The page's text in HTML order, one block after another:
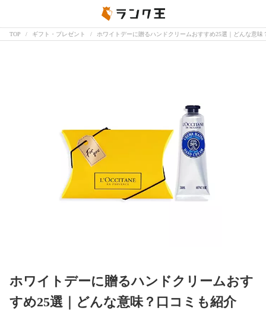
TOP ギフト・プレゼント ホワイトデーに贈るハンドクリームおすすめ25選｜どんな意味
ホワイトデーに贈るハンドクリームおす
すめ25選｜どんな意味？口コミも紹介